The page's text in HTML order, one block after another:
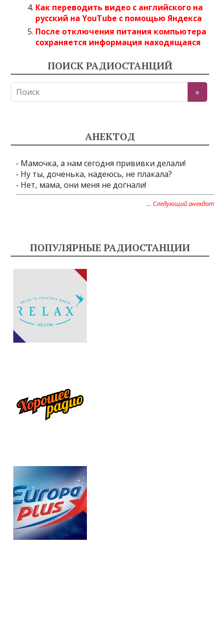
Как переводить видео с английского на
русский на YouTube с помощью Яндекса
После отключения питания компьютера
сохраняется информация находящаяся
ПОИСК РАДИОСТАНЦИЙ
АНЕКТОД
- Мамочка, а нам сегодня прививки делали!
- Ну ты, доченька, надеюсь, не плакала?
- Нет, мама, они меня не догнали!
… Следующий анекдот
ПОПУЛЯРНЫЕ РАДИОСТАНЦИИ